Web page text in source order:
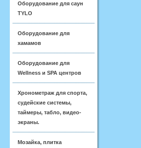
Оборудование для саун
TYLO
Оборудование для
хамамов
Оборудование для
Wellness и SPA центров
Хронометраж для спорта,
судейские системы,
таймеры, табло, видео-
экраны.
Мозайка, плитка